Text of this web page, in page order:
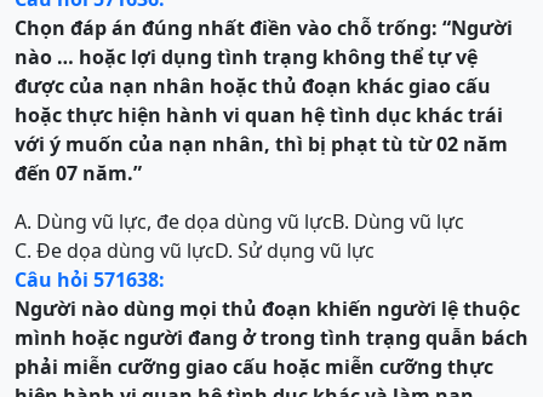
Chọn đáp án đúng nhất điền vào chỗ trống: “Người
nào … hoặc lợi dụng tình trạng không thể tự vệ
được của nạn nhân hoặc thủ đoạn khác giao cấu
hoặc thực hiện hành vi quan hệ tình dục khác trái
với ý muốn của nạn nhân, thì bị phạt tù từ 02 năm
đến 07 năm.”
A. Dùng vũ lực, đe dọa dùng vũ lựcB. Dùng vũ lực
C. Đe dọa dùng vũ lựcD. Sử dụng vũ lực
Câu hỏi 571638:
Người nào dùng mọi thủ đoạn khiến người lệ thuộc
mình hoặc người đang ở trong tình trạng quẫn bách
phải miễn cưỡng giao cấu hoặc miễn cưỡng thực